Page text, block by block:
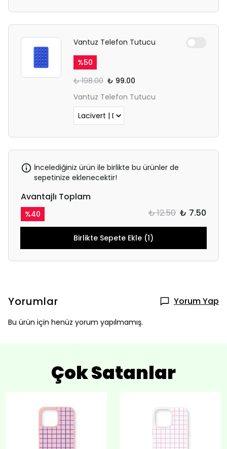
Vantuz Telefon Tutucu
%50
₺ 198.00 ₺ 99.00
Vantuz Telefon Tutucu
İncelediğiniz ürün ile birlikte bu ürünler de
sepetinize eklenecektir!
Avantajlı Toplam
%40 ₺ 12.50 ₺ 7.50
Birlikte Sepete Ekle (1)
Yorumlar Yorum Yap
Bu ürün için henüz yorum yapılmamış.
Çok Satanlar